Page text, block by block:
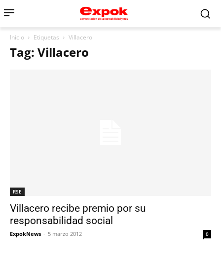
Inicio Etiquetas Villacero
Tag: Villacero
RSE
Villacero recibe premio por su
responsabilidad social
ExpokNews - 5 marzo 2012 0